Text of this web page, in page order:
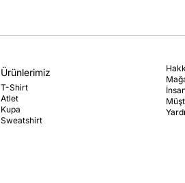
Ürünlerimiz
T-Shirt
Atlet
Kupa
Sweatshirt